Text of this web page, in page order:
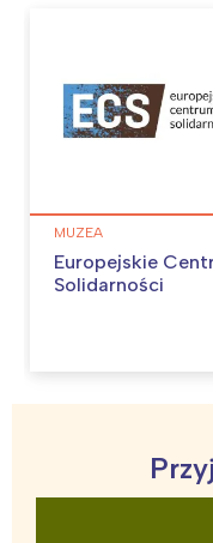
MUZEA
Europejskie
Solidarności